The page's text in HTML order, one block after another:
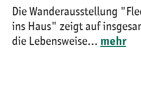
Die Wanderausstellung
ins Haus" zeigt auf
die Lebensweise... mehr